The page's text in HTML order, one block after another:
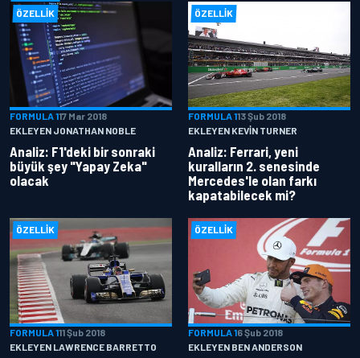
ÖZELLIK
FORMULA 117 Mar 2018
EKLEYEN JONATHAN NOBLE
Analiz: F1'deki bir sonraki
büyük şey "Yapay Zeka"
olacak
ÖZELLIK
FORMULA 113 Şub 2018
EKLEYEN KEVIN TURNER
Analiz: Ferrari, yeni
kuralların 2. senesinde
Mercedes'le olan farkı
kapatabilecek mi?
ÖZELLIK
FORMULA 111 Şub 2018
EKLEYEN LAWRENCE BARRETTO
ÖZELLIK
FORMULA 16 Şub 2018
EKLEYEN BEN ANDERSON